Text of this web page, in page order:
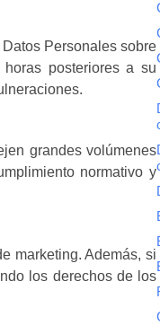
Personales sobre
posteriores a su
grandes volúmenes
normativo y
marketing. Además, si
los derechos de los